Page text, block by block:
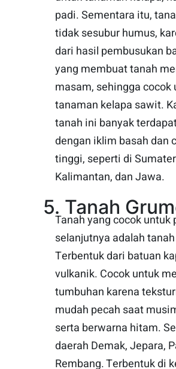
padi. Sementara itu,
tidak sesubur humus,
dari hasil pembusukan
yang membuat tanah
masam, sehingga cocok
tanaman kelapa sawit.
tanah ini banyak
dengan iklim basah dan
tinggi, seperti di
Kalimantan, dan Jawa.
5. Tanah
Tanah yang cocok untuk
selanjutnya adalah
Terbentuk dari batuan
vulkanik. Cocok untuk
tumbuhan karena
mudah pecah saat
serta berwarna hitam.
daerah Demak, Jepara,
Rembang. Terbentuk di